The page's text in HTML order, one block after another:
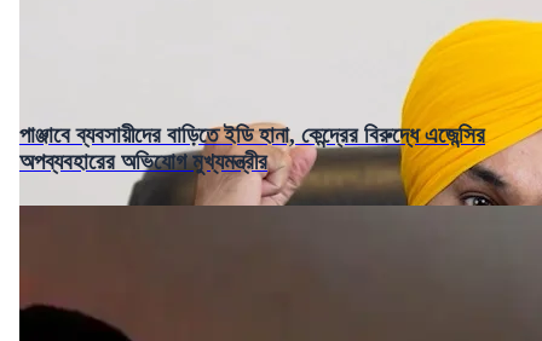
পাঞ্জাবে ব্যবসায়ীদের বাড়িতে ইডি হানা, কেন্দ্রের বিরুদ্ধে এজেন্সির
অপব্যবহারের অভিযোগ মুখ্যমন্ত্রীর